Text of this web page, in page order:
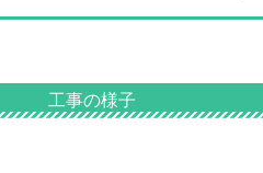
工事の